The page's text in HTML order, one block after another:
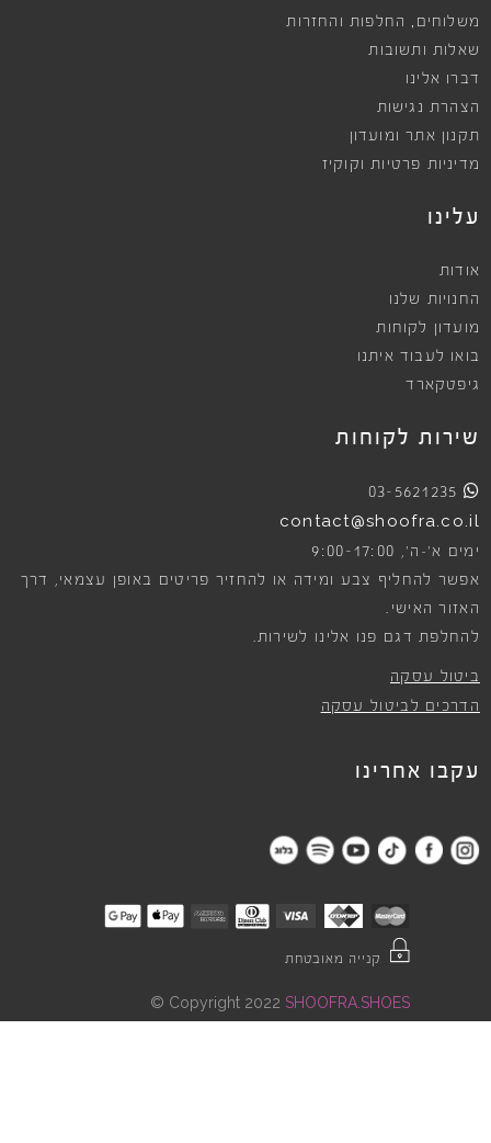
משלוחים , החלפות והחזרות
שאלות ותשובות
דברו אלינו
הצהרת נגישות
תקנון אתר ומועדון
מדיניות פרטיות וקוקיז
עלינו
אודות
החנויות שלנו
מועדון לקוחות
בואו לעבוד איתנו
גיפטקארד
שירות לקוחות
03-5621235
contact@shoofra.co.il
ימים א׳-ה׳, 9:00-17:00
אפשר להחליף צבע ומידה או להחזיר פריטים באופן עצמאי, דרך
האזור האישי.
להחלפת דגם פנו אלינו לשירות.
ביטול עסקה
הדרכים לביטול עסקה
עקבו אחרינו
קנייה מאובטחת
Copyright 2022 SHOOFRA.SHOES
©